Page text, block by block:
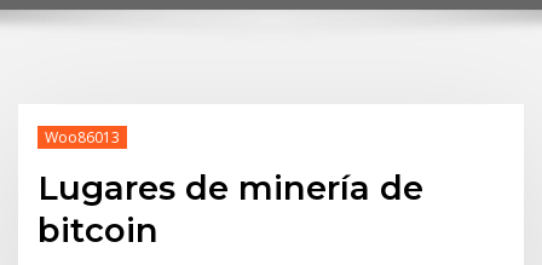
Woo86013
Lugares de minería de
bitcoin